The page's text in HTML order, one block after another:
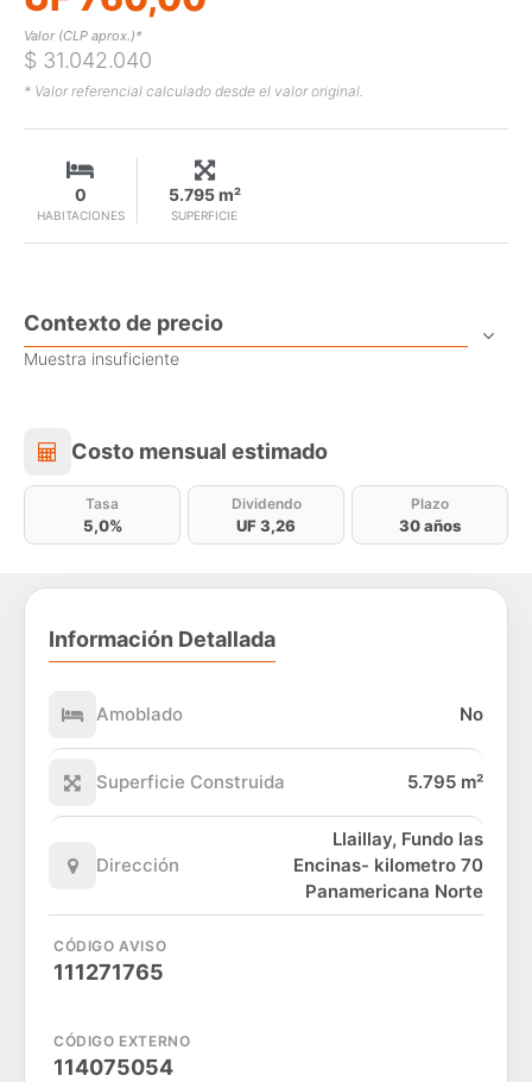
Valor (CLP aprox.)*
$ 31.042.040
* Valor referencial calculado desde el valor original.
HABITACIONES
0
SUPERFICIE
5.795 m²
Contexto de precio
Muestra insuficiente
Costo mensual estimado
Costo mensual estimado
Tasa
5,0%
Dividendo
UF 3,26
Plazo
30 años
Información Detallada
Amoblado No
Superficie Construida 5.795 m²
Dirección
Llaillay, Fundo las
Encinas- kilometro 70
Panamericana Norte
CÓDIGO AVISO
111271765
CÓDIGO EXTERNO
114075054